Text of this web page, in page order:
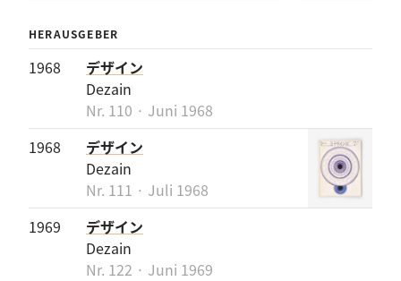
HERAUSGEBER
1968
デザイン
Dezain
Nr. 110 · Juni 1968
1968
デザイン
Dezain
Nr. 111 · Juli 1968
1969
デザイン
Dezain
Nr. 122 · Juni 1969